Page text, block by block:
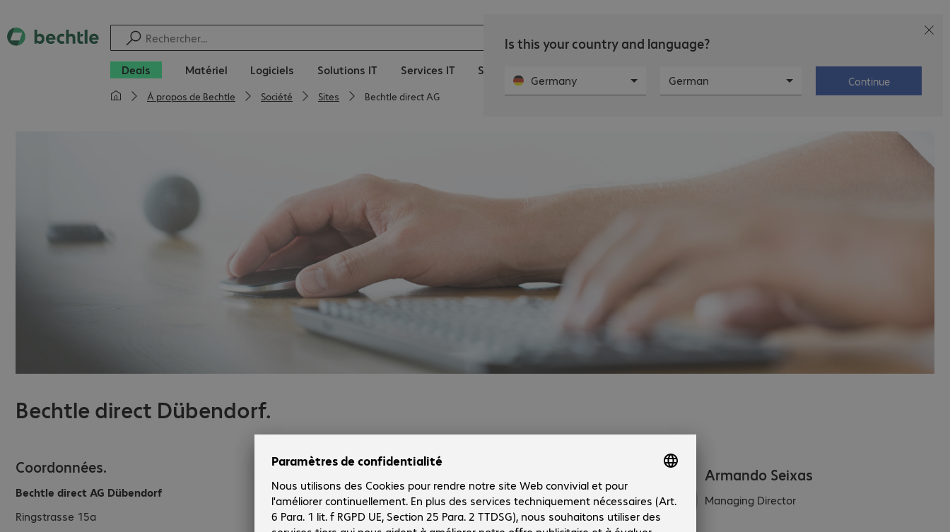
Is this your country and language?
Germany German Continue
Deals Matériel Logiciels Solutions IT Services IT Secteur public
À propos de Bechtle Société Sites Bechtle direct AG
Bechtle direct Dübendorf.
Contact.
Téléphone:+41 848 810410
E-mail: info.direct-ch@bechtle.com
Coordonnées.
Bechtle direct AG Dübendorf
Ringstrasse 15a
Armando Seixas
Managing Director